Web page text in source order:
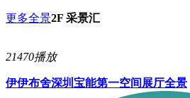
更多全景2F 采景汇
21470播放
伊伊布舍深圳宝能第一空间展厅全景